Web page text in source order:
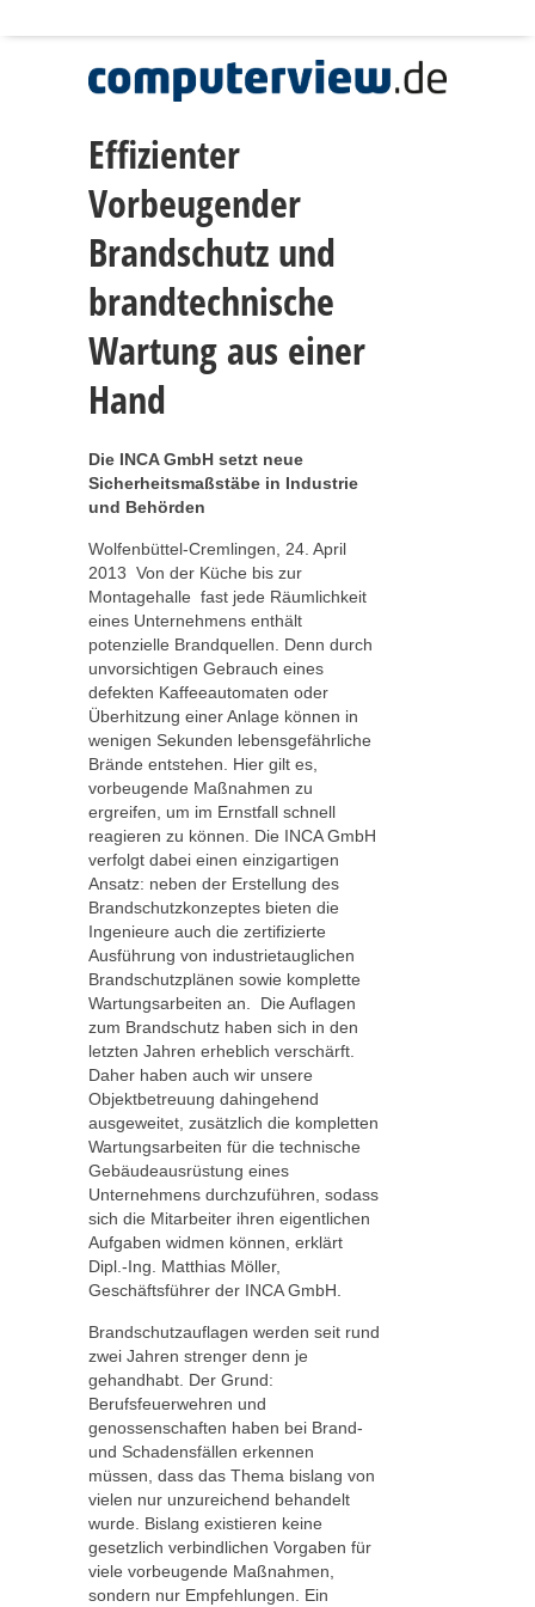
Effizienter
Vorbeugender
Brandschutz und
brandtechnische
Wartung aus einer
Hand
Die INCA GmbH setzt neue
Sicherheitsmaßstäbe in Industrie
und Behörden
Wolfenbüttel-Cremlingen, 24. April
2013  Von der Küche bis zur
Montagehalle  fast jede Räumlichkeit
eines Unternehmens enthält
potenzielle Brandquellen. Denn durch
unvorsichtigen Gebrauch eines
defekten Kaffeeautomaten oder
Überhitzung einer Anlage können in
wenigen Sekunden lebensgefährliche
Brände entstehen. Hier gilt es,
vorbeugende Maßnahmen zu
ergreifen, um im Ernstfall schnell
reagieren zu können. Die INCA GmbH
verfolgt dabei einen einzigartigen
Ansatz: neben der Erstellung des
Brandschutzkonzeptes bieten die
Ingenieure auch die zertifizierte
Ausführung von industrietauglichen
Brandschutzplänen sowie komplette
Wartungsarbeiten an. 
Die Auflagen
zum Brandschutz haben sich in den
letzten Jahren erheblich verschärft.
Daher haben auch wir unsere
Objektbetreuung dahingehend
ausgeweitet, zusätzlich die kompletten
Wartungsarbeiten für die technische
Gebäudeausrüstung eines
Unternehmens durchzuführen, sodass
sich die Mitarbeiter ihren eigentlichen
Aufgaben widmen können, erklärt
Dipl.-Ing. Matthias Möller,
Geschäftsführer der INCA GmbH.
Brandschutzauflagen werden seit rund
zwei Jahren strenger denn je
gehandhabt. Der Grund:
Berufsfeuerwehren und
genossenschaften haben bei Brand-
und Schadensfällen erkennen
müssen, dass das Thema bislang von
vielen nur unzureichend behandelt
wurde. Bislang existieren keine
gesetzlich verbindlichen Vorgaben für
viele vorbeugende Maßnahmen,
sondern nur Empfehlungen. Ein